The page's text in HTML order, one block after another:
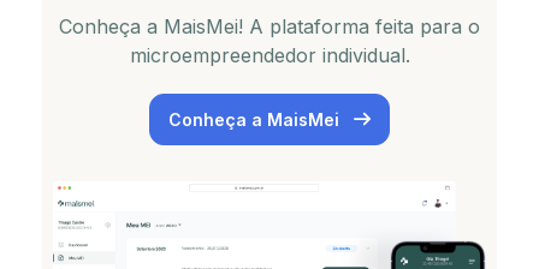
Conheça a MaisMei! A plataforma feita para o
microempreendedor individual.
Conheça a MaisMei